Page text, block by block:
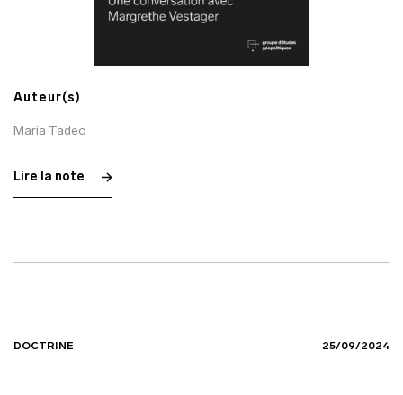
Auteur(s)
Maria Tadeo
Lire la note
DOCTRINE 25/09/2024